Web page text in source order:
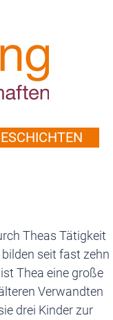
Theas Tätigkeit
seit fast zehn
Thea eine große
Verwandten
drei Kinder zur